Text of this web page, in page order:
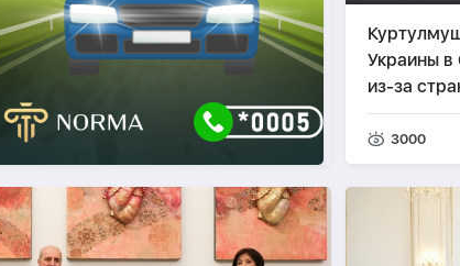
Украины в
из-за
3000